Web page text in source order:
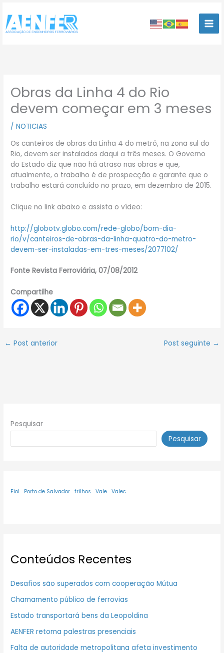
para
conteúdo
Obras da Linha 4 do Rio
devem começar em 3 meses
/NOTICIAS
Os canteiros de obras da Linha 4 do metrô, na zona sul do
Rio, devem ser instalados daqui a três meses. O Governo
do Estado diz que não há atraso nas obras e que,
atualmente, o trabalho é de prospecção e garante que o
trabalho estará concluído no prazo, em dezembro de 2015.
Clique no link abaixo e assista o vídeo:
http://globotv.globo.com/rede-globo/bom-dia-
rio/v/canteiros-de-obras-da-linha-quatro-do-metro-
devem-ser-instaladas-em-tres-meses/2077102/
Fonte Revista Ferroviária, 07/08/2012
Compartilhe
← Post anterior Post seguinte →
Pesquisar
Pesquisar
Fiol Porto de Salvador trilhos Vale Valec
Conteúdos Recentes
Desafios são superados com cooperação Mútua
Chamamento público de ferrovias
Estado transportará bens da Leopoldina
AENFER retoma palestras presenciais
Falta de autoridade metropolitana afeta investimento